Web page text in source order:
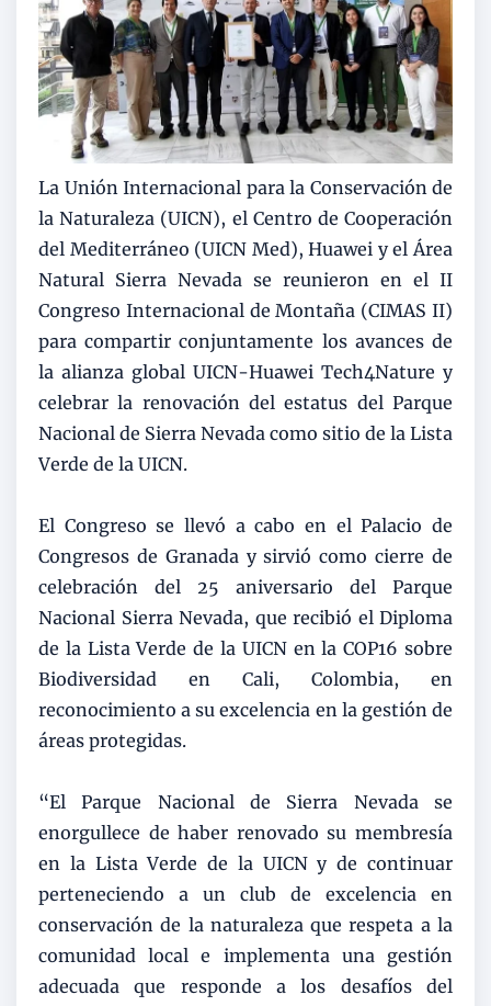
La Unión Internacional para la Conservación de
la Naturaleza (UICN), el Centro de Cooperación
del Mediterráneo (UICN Med), Huawei y el Área
Natural Sierra Nevada se reunieron en el II
Congreso Internacional de Montaña (CIMAS II)
para compartir conjuntamente los avances de
la alianza global UICN-Huawei Tech4Nature y
celebrar la renovación del estatus del Parque
Nacional de Sierra Nevada como sitio de la Lista
Verde de la UICN.
El Congreso se llevó a cabo en el Palacio de
Congresos de Granada y sirvió como cierre de
celebración del 25 aniversario del Parque
Nacional Sierra Nevada, que recibió el Diploma
de la Lista Verde de la UICN en la COP16 sobre
Biodiversidad en Cali, Colombia, en
reconocimiento a su excelencia en la gestión de
áreas protegidas.
“El Parque Nacional de Sierra Nevada se
enorgullece de haber renovado su membresía
en la Lista Verde de la UICN y de continuar
perteneciendo a un club de excelencia en
conservación de la naturaleza que respeta a la
comunidad local e implementa una gestión
adecuada que responde a los desafíos del